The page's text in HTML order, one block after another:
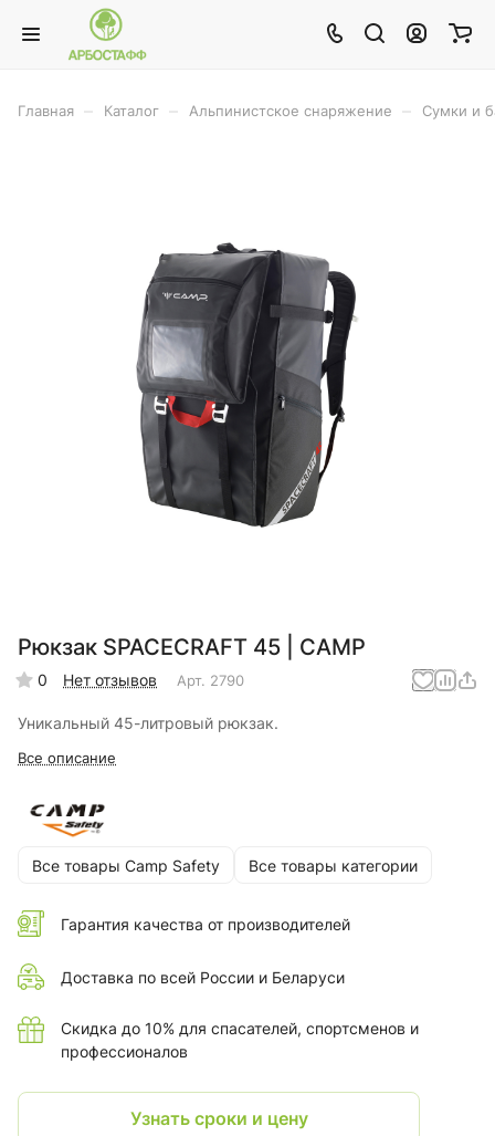
Главная Каталог Альпинистское снаряжение Сумки и
Рюкзак SPACECRAFT 45 | CAMP
0 Нет отзывов Арт. 2790
Уникальный 45-литровый рюкзак.
Все описание
Все товары Camp Safety Все товары категории
Гарантия качества от производителей
Доставка по всей России и Беларуси
Скидка до 10% для спасателей, спортсменов и
профессионалов
Узнать сроки и цену